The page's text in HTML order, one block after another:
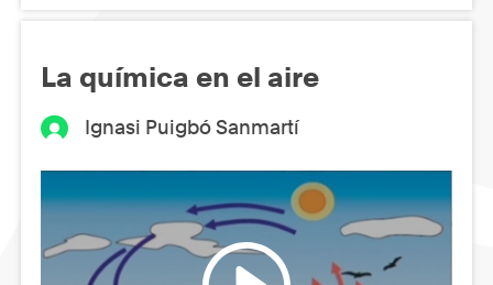
La química en el aire
Ignasi Puigbó Sanmartí